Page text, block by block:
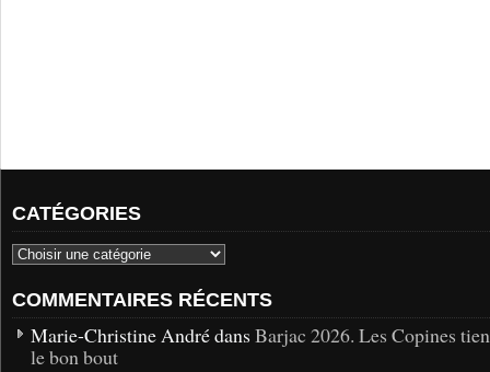
CATÉGORIES
COMMENTAIRES RÉCENTS
Marie-Christine André dans Barjac 2026. Les Copines
le bon bout